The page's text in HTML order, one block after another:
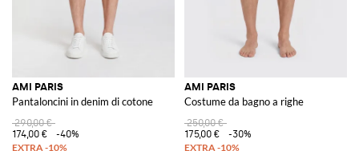
AMI PARIS
Pantaloncini in denim di cotone
290,00 €
174,00 €
-40%
AMI PARIS
Costume da bagno a righe
250,00 €
175,00 €
-30%